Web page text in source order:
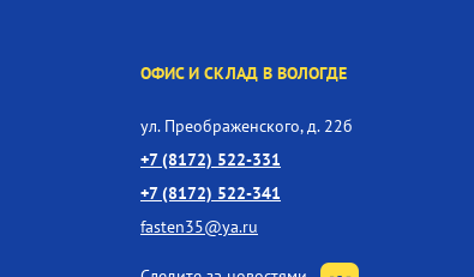
ОФИС И СКЛАД В ВОЛОГДЕ
ул. Преображенского, д. 22б
+7 (8172) 522-331
+7 (8172) 522-341
fasten35@ya.ru